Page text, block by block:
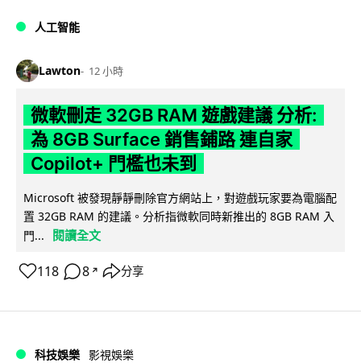
人工智能
Lawton 12 小時
微軟刪走 32GB RAM 遊戲建議 分析:
為 8GB Surface 銷售鋪路 連自家
Copilot+ 門檻也未到
Microsoft 被發現靜靜刪除官方網站上，對遊戲玩家要為電腦配
置 32GB RAM 的建議。分析指微軟同時新推出的 8GB RAM 入
門...
閱讀全文
118 8 ↗ 分享
科技娛樂 影視娛樂